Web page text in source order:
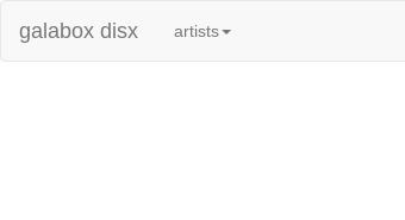
galabox disx artists